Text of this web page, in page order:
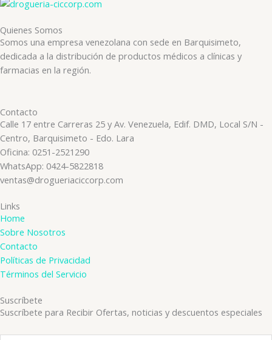
Quienes Somos
Somos una empresa venezolana con sede en Barquisimeto,
dedicada a la distribución de productos médicos a clínicas y
farmacias en la región.
Contacto
Calle 17 entre Carreras 25 y Av. Venezuela, Edif. DMD, Local S/N -
Centro, Barquisimeto - Edo. Lara
Oficina: 0251-2521290
WhatsApp: 0424-5822818
ventas@drogueriaciccorp.com
Links
Home
Sobre Nosotros
Contacto
Políticas de Privacidad
Términos del Servicio
Suscríbete
Suscríbete para Recibir Ofertas, noticias y descuentos especiales